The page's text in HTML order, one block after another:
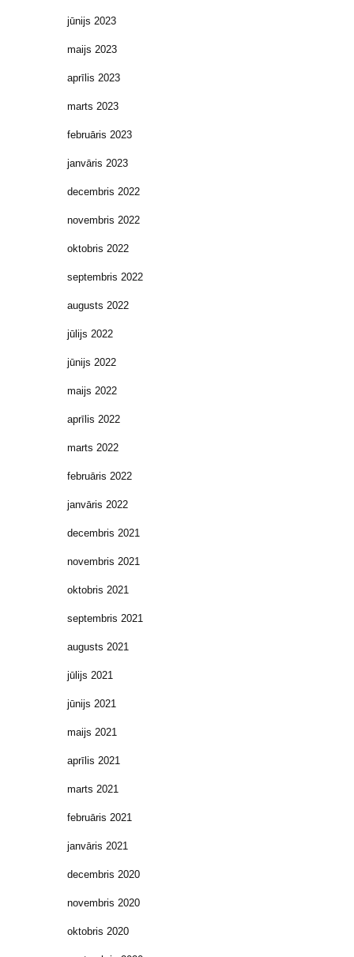
jūnijs 2023
maijs 2023
aprīlis 2023
marts 2023
februāris 2023
janvāris 2023
decembris 2022
novembris 2022
oktobris 2022
septembris 2022
augusts 2022
jūlijs 2022
jūnijs 2022
maijs 2022
aprīlis 2022
marts 2022
februāris 2022
janvāris 2022
decembris 2021
novembris 2021
oktobris 2021
septembris 2021
augusts 2021
jūlijs 2021
jūnijs 2021
maijs 2021
aprīlis 2021
marts 2021
februāris 2021
janvāris 2021
decembris 2020
novembris 2020
oktobris 2020